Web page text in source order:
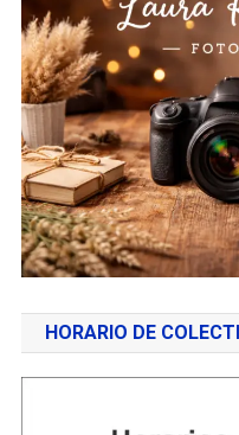
HORARIO DE